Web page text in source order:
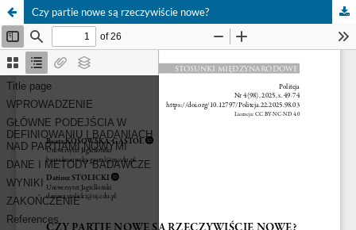
Czy partie nowe są rzeczywiście nowe?